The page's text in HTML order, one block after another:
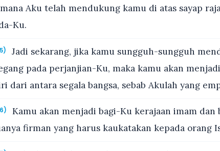
Aku telah mendukung kamu di atas sayap
Ku.
Jadi sekarang, jika kamu sungguh-sungguh
pada perjanjian-Ku, maka kamu akan
dari antara segala bangsa, sebab Akulah yang
Kamu akan menjadi bagi-Ku kerajaan imam dan
firman yang harus kaukatakan kepada orang